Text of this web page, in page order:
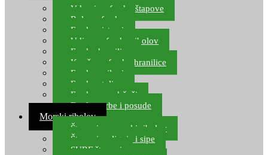
Vrhovi za feeder štapove
Role za feeder
Feeder sistemi
Udice za feeder ribolov
Feeder hranilice
Kopče za feeder hranilice
Feeder najloni
Feeder stolice
Feeder arm držači
Feeder torbe i posude
Morski ribolov
Štapovi za morski ribolov
Štapovi za lignje i sipe
SURF štapovi